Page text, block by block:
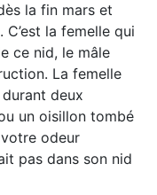
la fin mars et
la femelle qui
ce nid, le mâle
La femelle
deux
un oisillon tombé
odeur
pas dans son nid